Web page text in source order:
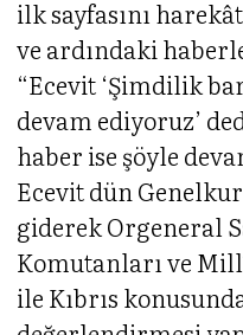
ilk sayfasını
ve ardındaki
“Ecevit ‘Şimdilik
devam ediyoruz’
haber ise şöyle
Ecevit dün
giderek Orgeneral
Komutanları ve
ile Kıbrıs